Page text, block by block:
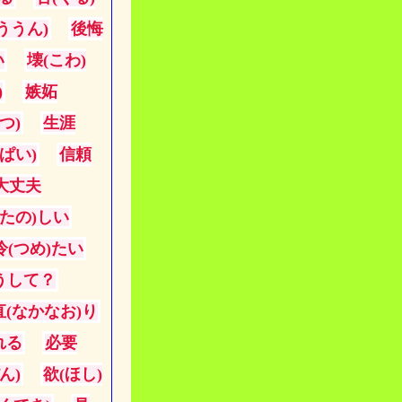
うん)
後悔
壊(こわ)
嫉妬
)
生涯
い)
信頼
丈夫
の)しい
(つめ)たい
して？
(なかなお)り
る
必要
)
欲(ほし)